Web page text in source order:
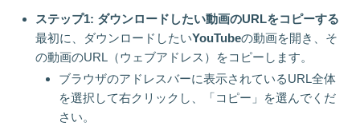
ステップ1: ダウンロードしたい動画のURLをコピーする
最初に、ダウンロードしたいYouTubeの動画を開き、そ
の動画のURL（ウェブアドレス）をコピーします。
ブラウザのアドレスバーに表示されているURL全体
を選択して右クリックし、「コピー」を選んでくだ
さい。